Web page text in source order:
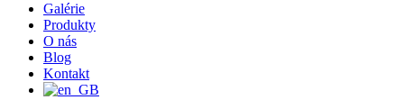
Galérie
Produkty
O nás
Blog
Kontakt